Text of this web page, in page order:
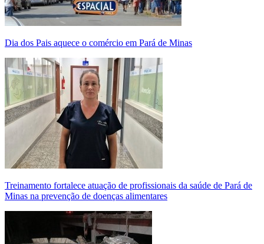
Dia dos Pais aquece o comércio em Pará de Minas
Treinamento fortalece atuação de profissionais da saúde de Pará de
Minas na prevenção de doenças alimentares